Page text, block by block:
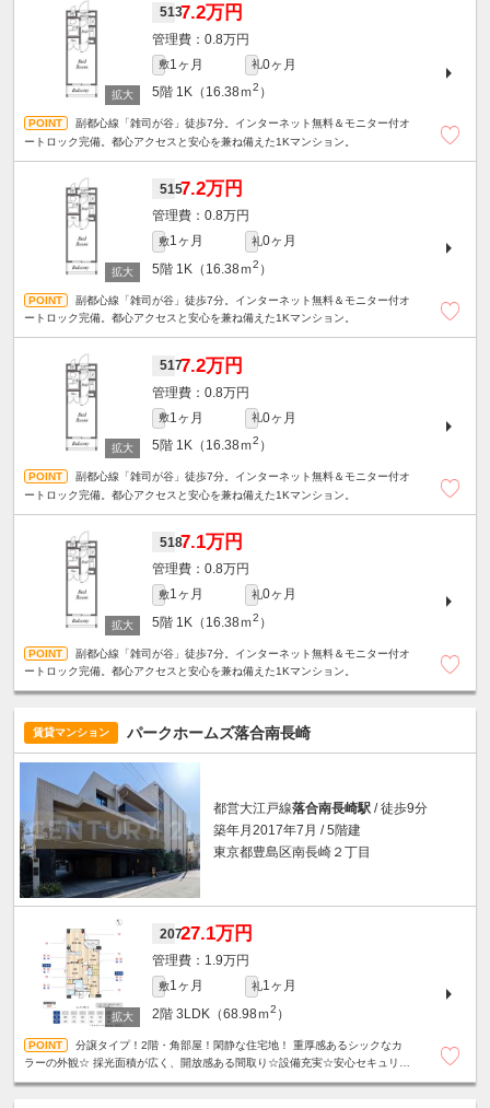
5137.2万円
0.8万円
敷1ヶ月 礼0ヶ月
5階 1K（16.38ｍ2 ）
副都心線「雑司が谷」徒歩7分。インターネット無料＆モニター付オ
ートロック完備。都心アクセスと安心を兼ね備えた1Kマンション。
5157.2万円
0.8万円
敷1ヶ月 礼0ヶ月
5階 1K（16.38ｍ2 ）
副都心線「雑司が谷」徒歩7分。インターネット無料＆モニター付オ
ートロック完備。都心アクセスと安心を兼ね備えた1Kマンション。
5177.2万円
0.8万円
敷1ヶ月 礼0ヶ月
5階 1K（16.38ｍ2 ）
副都心線「雑司が谷」徒歩7分。インターネット無料＆モニター付オ
ートロック完備。都心アクセスと安心を兼ね備えた1Kマンション。
5187.1万円
0.8万円
敷1ヶ月 礼0ヶ月
5階 1K（16.38ｍ2 ）
副都心線「雑司が谷」徒歩7分。インターネット無料＆モニター付オ
ートロック完備。都心アクセスと安心を兼ね備えた1Kマンション。
賃貸マンション パークホームズ落合南長崎
都営大江戸線落合南長崎駅 / 徒歩9分
築年月2017年7月 / 5階建
東京都豊島区南長崎２丁目
20727.1万円
1.9万円
敷1ヶ月 礼1ヶ月
2階 3LDK（68.98ｍ2 ）
分譲タイプ！2階・角部屋！閑静な住宅地！ 重厚感あるシックなカ
ラーの外観☆ 採光面積が広く、開放感ある間取り☆設備充実☆安心セキュリテ